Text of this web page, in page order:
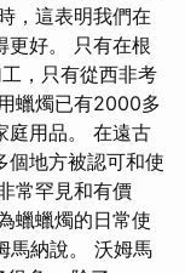
，這表明我們在
更好。 只有在根
，只有從西非考
蠟燭已有2000多
庭用品。 在遠古
個地方被認可和使
常罕見和有價
蠟蠟燭的日常使
馬納說。 沃姆馬